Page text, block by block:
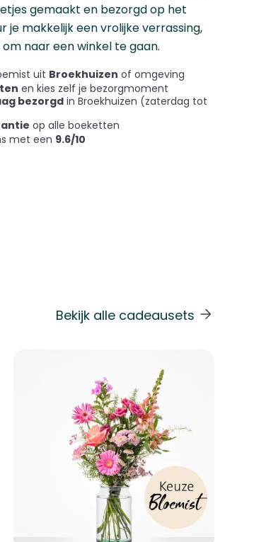
gemaakt en bezorgd op het
je makkelijk een vrolijke verrassing,
naar een winkel te gaan.
uit Broekhuizen of omgeving
en kies zelf je bezorgmoment
bezorgd in Broekhuizen (zaterdag tot
op alle boeketten
met een 9.6/10
Bekijk alle cadeausets